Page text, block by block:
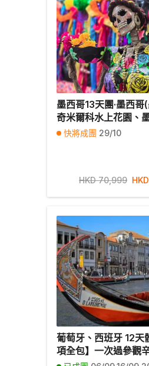
墨西哥13天團·墨西
奇米爾科水上花園、
節、坎昆、瑪雅遺址
天之旅【全包價】《
快將成團 29/10
HKD 70,999 HKD
葡萄牙、西班牙 12天
項全包】一次過參觀